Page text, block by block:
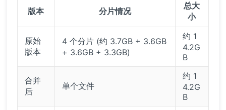
版本 分片情况
总大
小
原始
版本
4 个分片 (约 3.7GB + 3.6GB
+ 3.6GB + 3.3GB)
约 1
4.2G
B
合并
后
单个文件
约 1
4.2G
B